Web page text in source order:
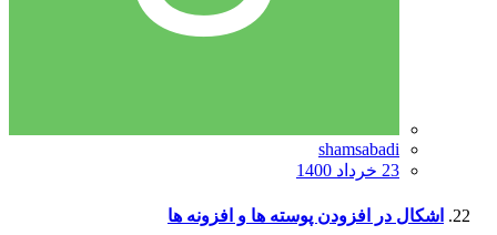
shamsabadi
23 خرداد 1400
اشکال در افزودن پوسته ها و افزونه ها